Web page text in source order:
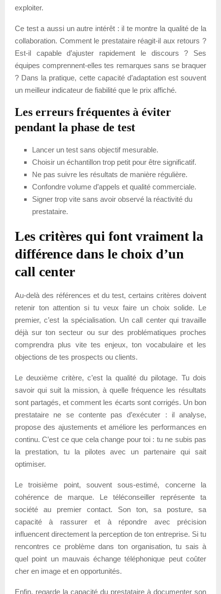
exploiter.
Ce test a aussi un autre intérêt : il te montre la qualité de la
collaboration. Comment le prestataire réagit-il aux retours ?
Est-il capable d’ajuster rapidement le discours ? Ses
équipes comprennent-elles tes remarques sans se braquer
? Dans la pratique, cette capacité d’adaptation est souvent
un meilleur indicateur de fiabilité que le prix affiché.
Les erreurs fréquentes à éviter
pendant la phase de test
Lancer un test sans objectif mesurable.
Choisir un échantillon trop petit pour être significatif.
Ne pas suivre les résultats de manière régulière.
Confondre volume d’appels et qualité commerciale.
Signer trop vite sans avoir observé la réactivité du
prestataire.
Les critères qui font vraiment la
différence dans le choix d’un
call center
Au-delà des références et du test, certains critères doivent
retenir ton attention si tu veux faire un choix solide. Le
premier, c’est la spécialisation. Un call center qui travaille
déjà sur ton secteur ou sur des problématiques proches
comprendra plus vite tes enjeux, ton vocabulaire et les
objections de tes prospects ou clients.
Le deuxième critère, c’est la qualité du pilotage. Tu dois
savoir qui suit la mission, à quelle fréquence les résultats
sont partagés, et comment les écarts sont corrigés. Un bon
prestataire ne se contente pas d’exécuter : il analyse,
propose des ajustements et améliore les performances en
continu. C’est ce que cela change pour toi : tu ne subis pas
la prestation, tu la pilotes avec un partenaire qui sait
optimiser.
Le troisième point, souvent sous-estimé, concerne la
cohérence de marque. Le téléconseiller représente ta
société au premier contact. Son ton, sa posture, sa
capacité à rassurer et à répondre avec précision
influencent directement la perception de ton entreprise. Si tu
rencontres ce problème dans ton organisation, tu sais à
quel point un mauvais échange téléphonique peut coûter
cher en image et en opportunités.
Enfin, regarde la capacité du prestataire à documenter son